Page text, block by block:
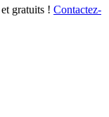
gratuits ! Contactez-